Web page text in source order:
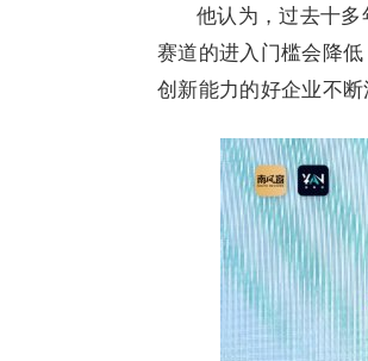
他认为，过去十
赛道的进入门槛会降
创新能力的好企业不断